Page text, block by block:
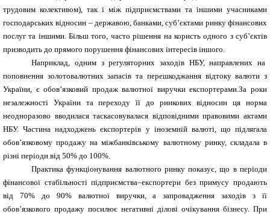
трудовим колективом), так і між підприємствами та іншими учасниками
господарських відносин – державою, банками, суб’єктами ринку фінансових
послуг та іншими. Більш того, часто рішення на користь одного з суб’єктів
призводить до прямого порушення фінансових інтересів іншого.
Наприклад, одним з регуляторних заходів НБУ, направлених на
поповнення золотовалютних запасів та перешкоджання відтоку валюти з
України, є обов’язковий продаж валютної виручки експортерами.За роки
незалежності України та переходу її до ринкових відносин ця норма
неодноразово вводилася таскасовувалася відповідними правовими актами
НБУ. Частина надходжень експортерів у іноземній валюті, що підлягала
обов’язковому продажу на міжбанківському валютному ринку, складала в
різні періоди від 50% до 100%.
Практика функціонування валютного ринку показує, що в періоди
фінансової стабільності підприємства–експортери без примусу продають
від 70% до 90% валютної виручки, а запровадження заходів з її
обов’язкового продажу посилює негативні ділові очікування бізнесу. При